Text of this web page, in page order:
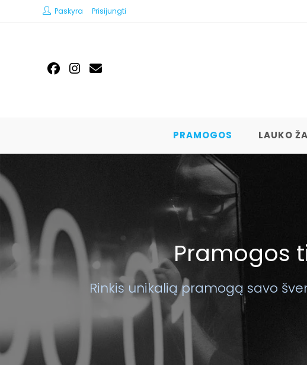
Paskyra Prisijungti
PRAMOGOS LAUKO
Pramogos
Rinkis unikalią pramogą savo